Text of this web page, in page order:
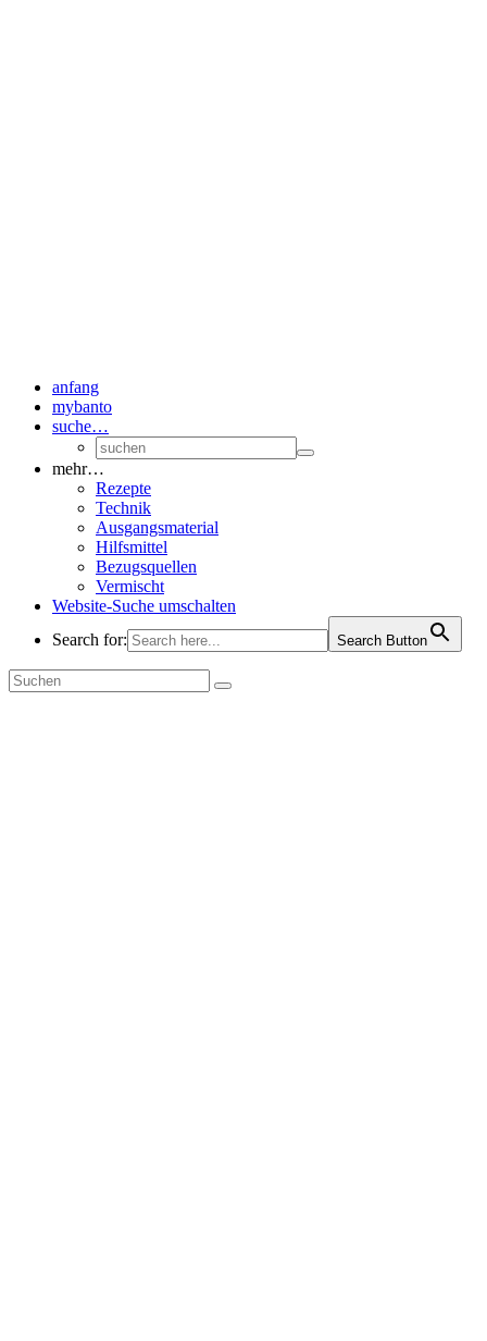
anfang
mybanto
suche…
mehr…
Rezepte
Technik
Ausgangsmaterial
Hilfsmittel
Bezugsquellen
Vermischt
Website-Suche umschalten
Search for:
Search Button